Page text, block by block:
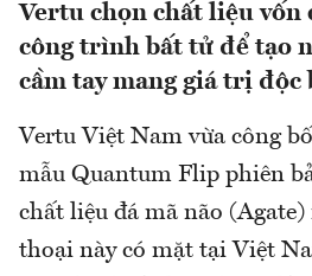
Vertu chọn chất liệu vốn
công trình bất tử để tạo
cầm tay mang giá trị độc
Vertu Việt Nam vừa công
mẫu Quantum Flip phiên
chất liệu đá mã não
thoại này có mặt tại Việt